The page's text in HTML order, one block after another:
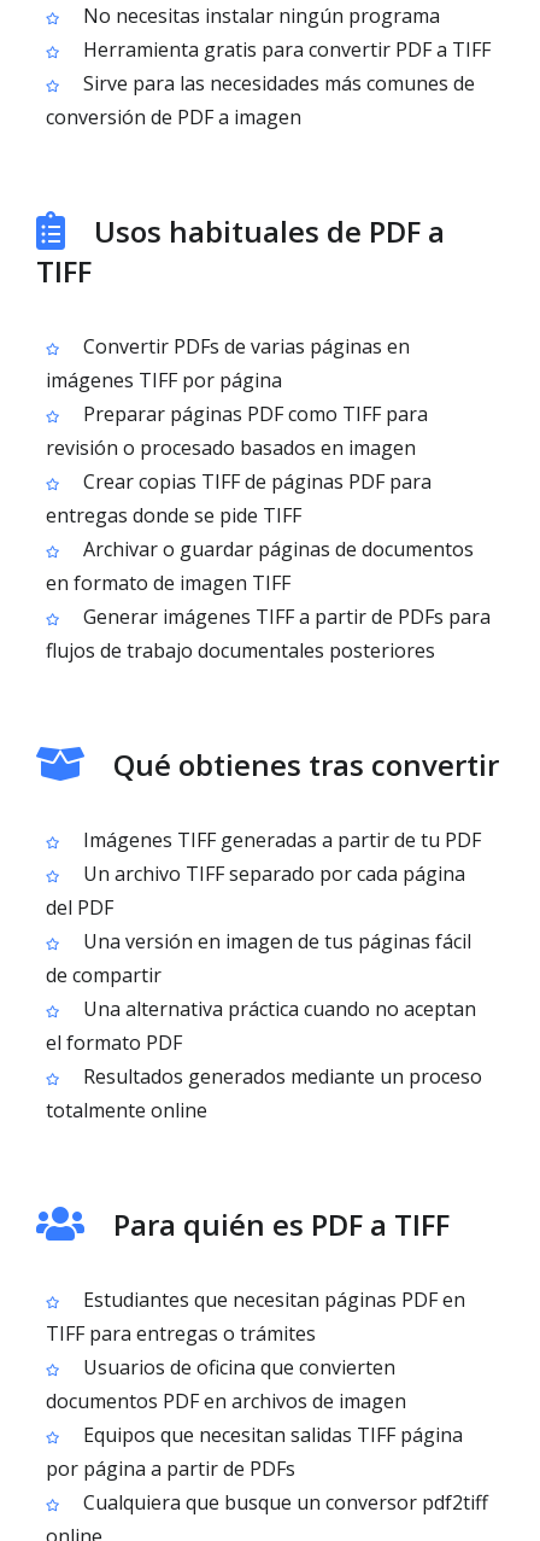
No necesitas instalar ningún programa
Herramienta gratis para convertir PDF a TIFF
Sirve para las necesidades más comunes de
conversión de PDF a imagen
Usos habituales de PDF a
TIFF
Convertir PDFs de varias páginas en
imágenes TIFF por página
Preparar páginas PDF como TIFF para
revisión o procesado basados en imagen
Crear copias TIFF de páginas PDF para
entregas donde se pide TIFF
Archivar o guardar páginas de documentos
en formato de imagen TIFF
Generar imágenes TIFF a partir de PDFs para
flujos de trabajo documentales posteriores
Qué obtienes tras convertir
Imágenes TIFF generadas a partir de tu PDF
Un archivo TIFF separado por cada página
del PDF
Una versión en imagen de tus páginas fácil
de compartir
Una alternativa práctica cuando no aceptan
el formato PDF
Resultados generados mediante un proceso
totalmente online
Para quién es PDF a TIFF
Estudiantes que necesitan páginas PDF en
TIFF para entregas o trámites
Usuarios de oficina que convierten
documentos PDF en archivos de imagen
Equipos que necesitan salidas TIFF página
por página a partir de PDFs
Cualquiera que busque un conversor pdf2tiff